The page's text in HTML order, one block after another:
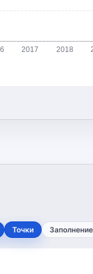
2017 2018
Точки Заполнение